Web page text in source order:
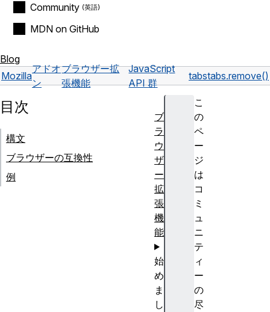
Community
MDN on GitHub
Blog
Mozilla
アドオ
ン
ブラウザー拡
張機能
JavaScript
API 群
tabstabs.remove()
こ
の
ペ
ー
ジ
は
コ
ミ
ュ
ニ
テ
ィ
ー
の
尽
目次
構文
ブラウザーの互換性
例
ブ
ラ
ウ
ザ
ー
拡
張
機
能
始
め
ま
し